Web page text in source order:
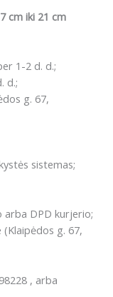
cm iki 21 cm
1-2 d. d.;
d.;
g. 67,
sistemas;
DPD kurjerio;
g. 67,
, arba